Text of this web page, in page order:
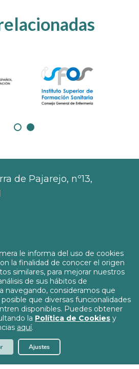
de Pajarejo, nº13,
nosotros
Política de Privacidad
Política de Cookies
Aviso Legal
le informa del uso de cookies
la finalidad de conocer el origen
similares, para mejorar nuestros
de sus hábitos de
navegando, consideramos que
que diversas funcionalidades
disponibles. Puedes obtener
la Política de Cookies y
aquí.
Ajustes